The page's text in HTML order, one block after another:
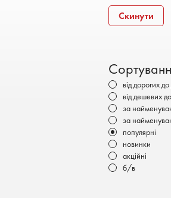
Скинути
від дорогих
від дешевих
за
за
популярні
новинки
акційні
б/в